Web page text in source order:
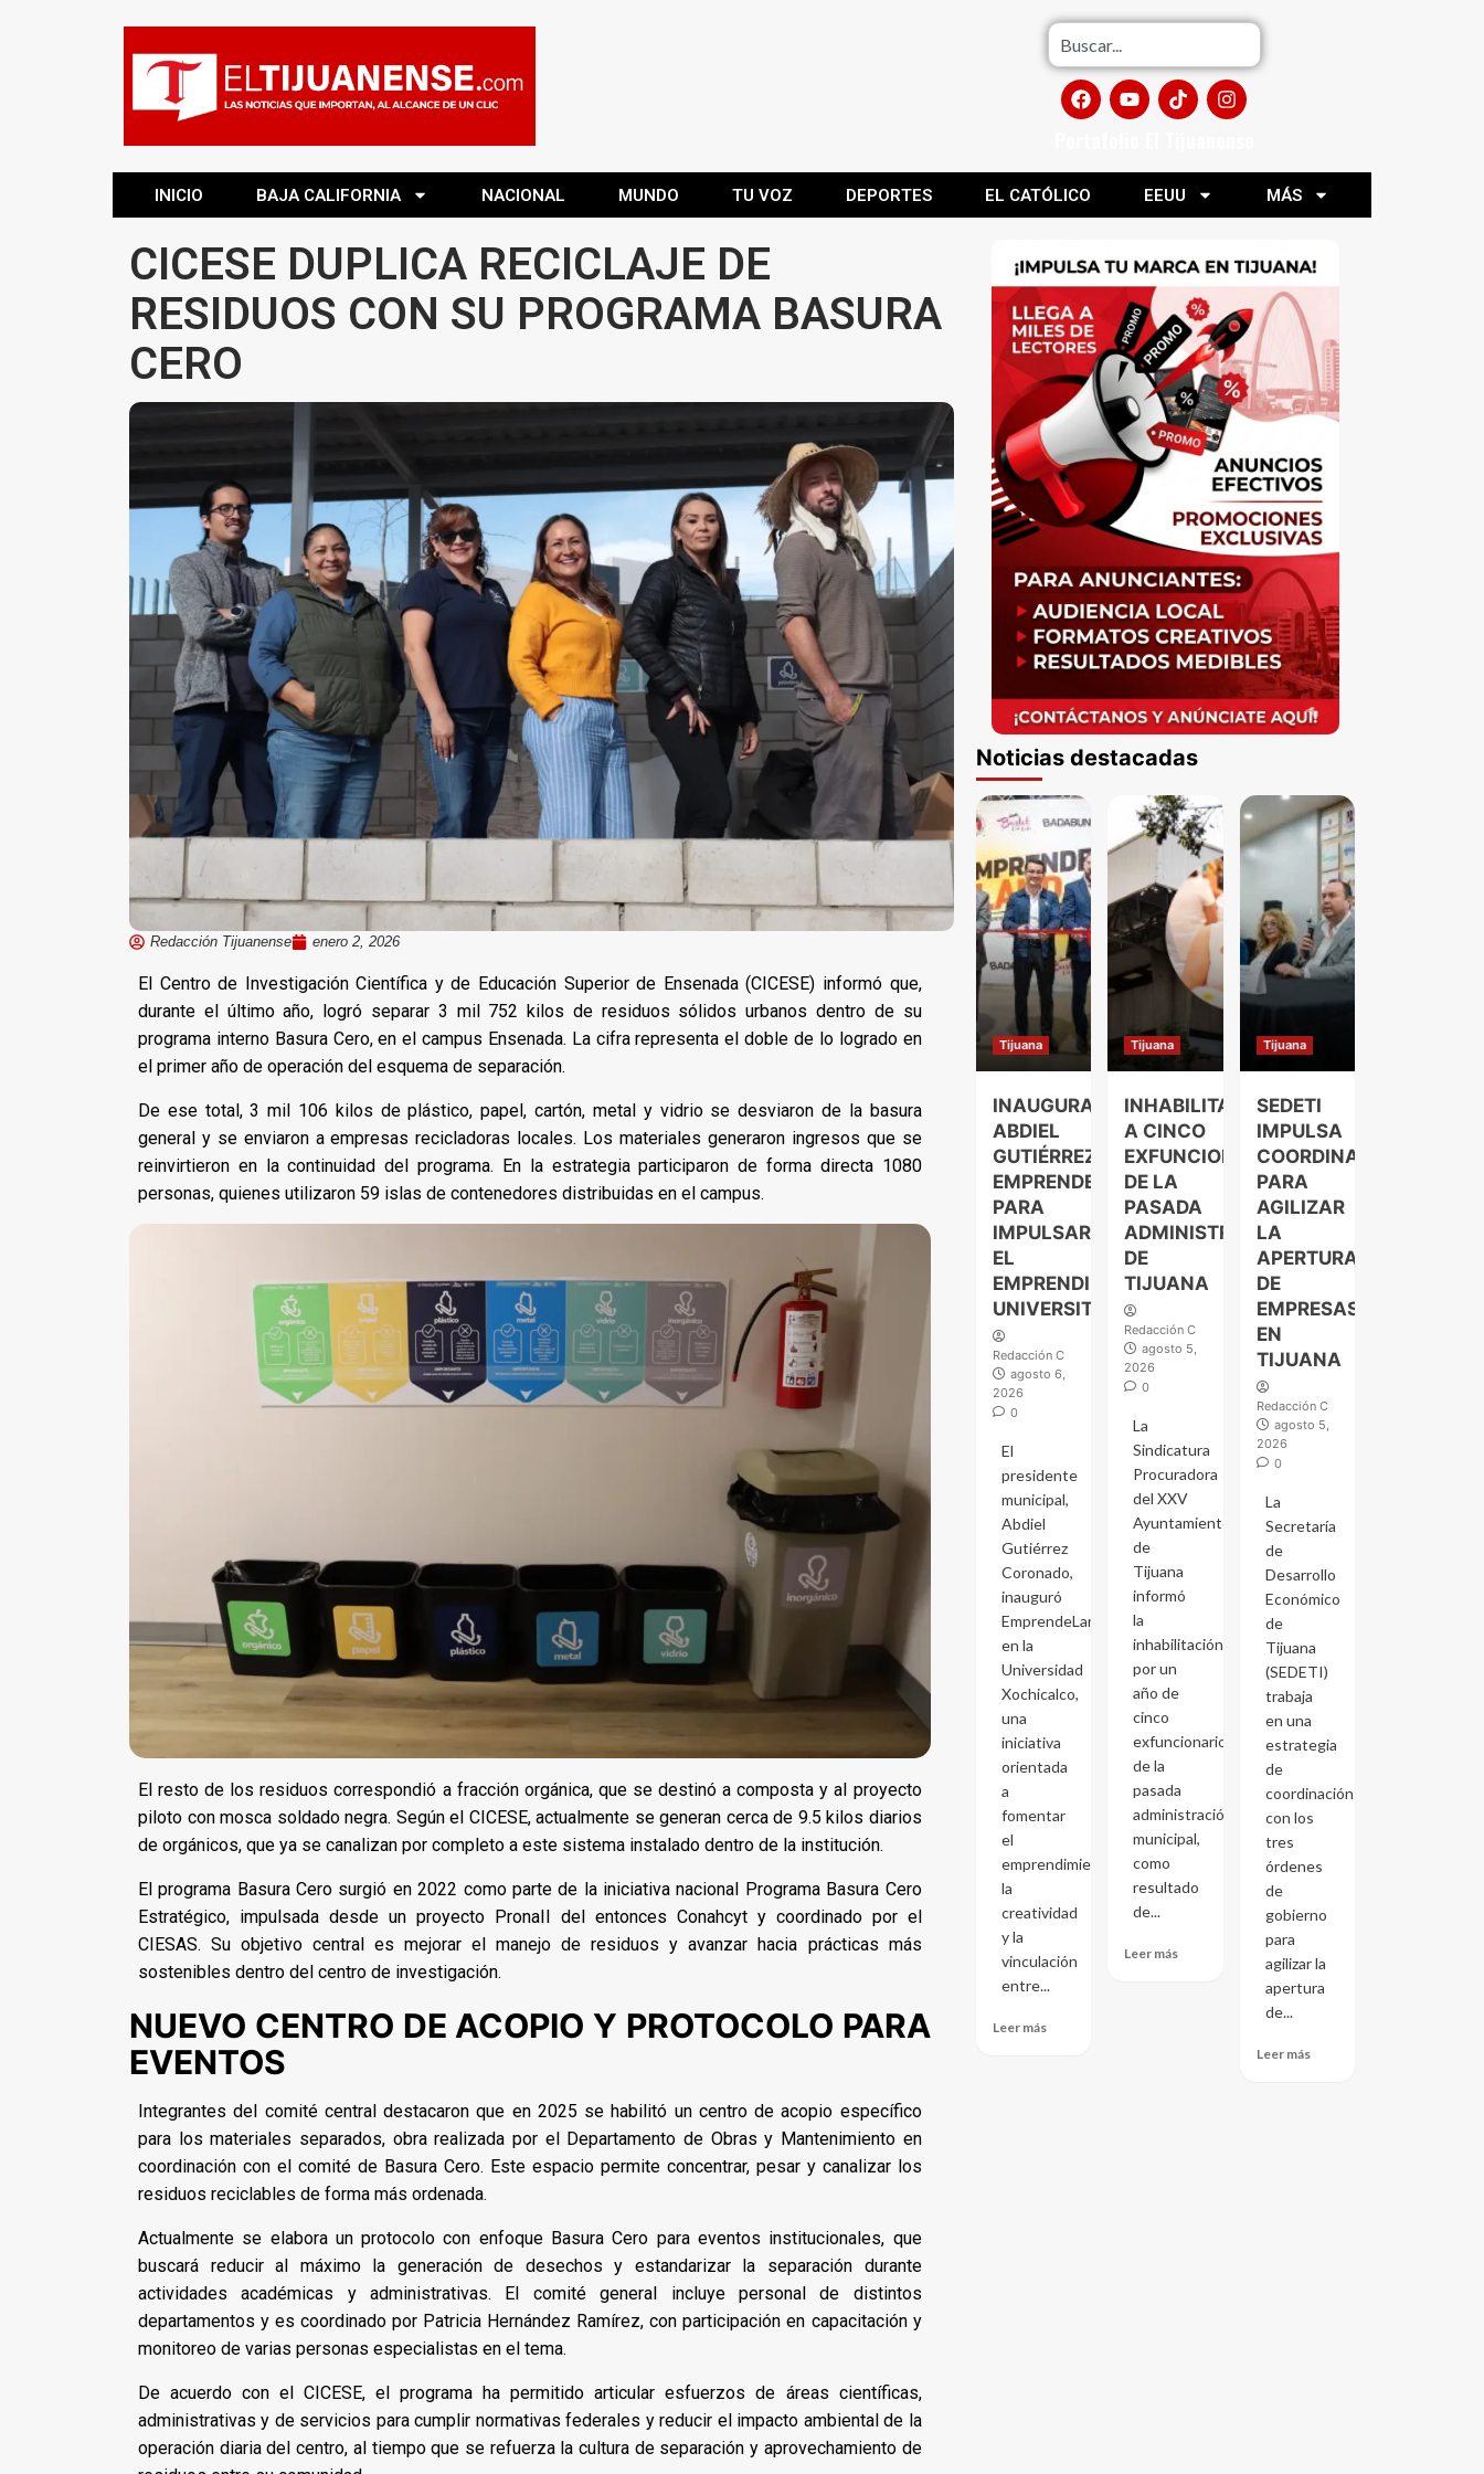
INICIO BAJA CALIFORNIA NACIONAL MUNDO TU VOZ DEPORTES EL CATÓLICO EEUU MÁS
CICESE DUPLICA RECICLAJE DE
RESIDUOS CON SU PROGRAMA BASURA
CERO
Redacción Tijuanense enero 2, 2026
El Centro de Investigación Científica y de Educación Superior de Ensenada (CICESE) informó que,
durante el último año, logró separar 3 mil 752 kilos de residuos sólidos urbanos dentro de su
programa interno Basura Cero, en el campus Ensenada. La cifra representa el doble de lo logrado en
el primer año de operación del esquema de separación.
De ese total, 3 mil 106 kilos de plástico, papel, cartón, metal y vidrio se desviaron de la basura
general y se enviaron a empresas recicladoras locales. Los materiales generaron ingresos que se
reinvirtieron en la continuidad del programa. En la estrategia participaron de forma directa 1080
personas, quienes utilizaron 59 islas de contenedores distribuidas en el campus.
El resto de los residuos correspondió a fracción orgánica, que se destinó a composta y al proyecto
piloto con mosca soldado negra. Según el CICESE, actualmente se generan cerca de 9.5 kilos diarios
de orgánicos, que ya se canalizan por completo a este sistema instalado dentro de la institución.
El programa Basura Cero surgió en 2022 como parte de la iniciativa nacional Programa Basura Cero
Estratégico, impulsada desde un proyecto PronaII del entonces Conahcyt y coordinado por el
CIESAS. Su objetivo central es mejorar el manejo de residuos y avanzar hacia prácticas más
sostenibles dentro del centro de investigación.
NUEVO CENTRO DE ACOPIO Y PROTOCOLO PARA
EVENTOS
Integrantes del comité central destacaron que en 2025 se habilitó un centro de acopio específico
para los materiales separados, obra realizada por el Departamento de Obras y Mantenimiento en
coordinación con el comité de Basura Cero. Este espacio permite concentrar, pesar y canalizar los
residuos reciclables de forma más ordenada.
Actualmente se elabora un protocolo con enfoque Basura Cero para eventos institucionales, que
buscará reducir al máximo la generación de desechos y estandarizar la separación durante
actividades académicas y administrativas. El comité general incluye personal de distintos
departamentos y es coordinado por Patricia Hernández Ramírez, con participación en capacitación y
monitoreo de varias personas especialistas en el tema.
De acuerdo con el CICESE, el programa ha permitido articular esfuerzos de áreas científicas,
administrativas y de servicios para cumplir normativas federales y reducir el impacto ambiental de la
operación diaria del centro, al tiempo que se refuerza la cultura de separación y aprovechamiento de
Noticias destacadas
Tijuana
INAUGURA
ABDIEL
GUTIÉRREZ
EMPRENDELAND
PARA
IMPULSAR
EL
EMPRENDIMIENTO
UNIVERSITARIO
Redacción C
agosto 6,
2026
0
El
presidente
municipal,
Abdiel
Gutiérrez
Coronado,
inauguró
EmprendeLand
en la
Universidad
Xochicalco,
una
iniciativa
orientada
a
fomentar
el
emprendimiento,
la
creatividad
y la
vinculación
entre...
Leer más
Tijuana
INHABILITAN
A CINCO
EXFUNCIONARIOS
DE LA
PASADA
ADMINISTRACIÓN
DE
TIJUANA
Redacción C
agosto 5,
2026
0
La
Sindicatura
Procuradora
del XXV
Ayuntamiento
de
Tijuana
informó
la
inhabilitación
por un
año de
cinco
exfuncionarios
de la
pasada
administración
municipal,
como
resultado
de...
Leer más
Tijuana
SEDETI
IMPULSA
COORDINACIÓN
PARA
AGILIZAR
LA
APERTURA
DE
EMPRESAS
EN
TIJUANA
Redacción C
agosto 5,
2026
0
La
Secretaría
de
Desarrollo
Económico
de
Tijuana
(SEDETI)
trabaja
en una
estrategia
de
coordinación
con los
tres
órdenes
de
gobierno
para
agilizar la
apertura
de...
Leer más